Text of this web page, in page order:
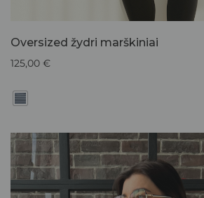
Oversized žydri marškiniai
125,00 €